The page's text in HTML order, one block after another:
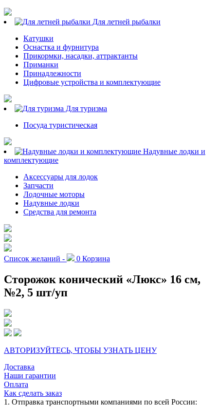
Для летней рыбалки
Катушки
Оснастка и фурнитура
Прикормки, насадки, аттрактанты
Приманки
Принадлежности
Цифровые устройства и комплектующие
Для туризма
Посуда туристическая
Надувные лодки и
комплектующие
Аксессуары для лодок
Запчасти
Лодочные моторы
Надувные лодки
Средства для ремонта
Список желаний - 0 Корзина
Сторожок конический «Люкс» 16 см,
№2, 5 шт/уп
АВТОРИЗУЙТЕСЬ, ЧТОБЫ УЗНАТЬ ЦЕНУ
Доставка
Наши гарантии
Оплата
Как сделать заказ
1. Отправка транспортными компаниями по всей России: